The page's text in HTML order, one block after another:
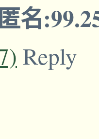
匿名
Reply